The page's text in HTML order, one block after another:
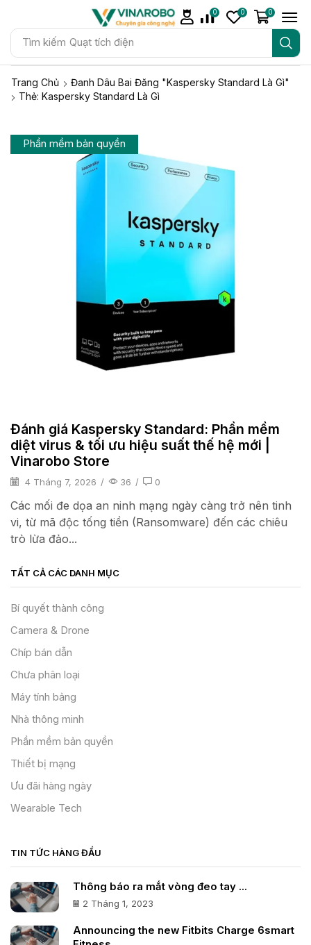
Tìm kiếm Quạt tích điện
0 0 0
Trang Chủ
Đanh Dâu Bai Đăng "Kaspersky Standard Là Gì"
Thẻ: Kaspersky Standard Là Gì
Phần mềm bản quyền
Đánh giá Kaspersky Standard: Phần mềm
diệt virus & tối ưu hiệu suất thế hệ mới |
Vinarobo Store
4 Tháng 7, 2026 / 36 / 0
Các mối đe dọa an ninh mạng ngày càng trở nên tinh
vi, từ mã độc tống tiền (Ransomware) đến các chiêu
trò lừa đảo...
TẤT CẢ CÁC DANH MỤC
Bí quyết thành công
Camera & Drone
Chíp bán dẫn
Chưa phân loại
Máy tính bảng
Nhà thông minh
Phần mềm bản quyền
Thiết bị mạng
Ưu đãi hàng ngày
Wearable Tech
TIN TỨC HÀNG ĐẦU
Thông báo ra mắt vòng đeo tay ...
2 Tháng 1, 2023
Announcing the new Fitbits Charge 6smart